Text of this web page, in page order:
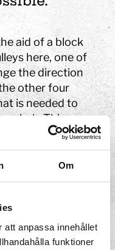
Om
att anpassa innehållet
funktioner
aid of a block
here, one of
the direction
other four
is needed to
chair. This
to lift one
you have to
is 16 times
rule" of